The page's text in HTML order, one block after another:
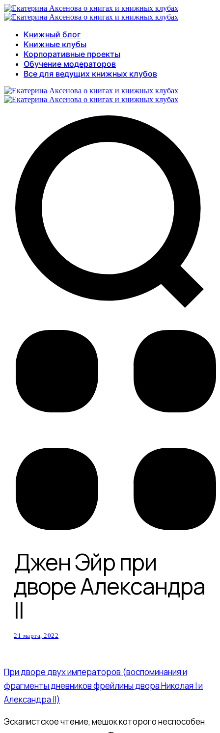
Книжный блог
Книжные клубы
Корпоративные проекты
Обучение модераторов
Все для ведущих книжных клубов
Джен Эйр при
дворе Александра
II
21 марта, 2022
При дворе двух императоров (воспоминания и
фрагменты дневников фрейлины двора Николая I и
Александра II)
Эскапистское чтение, мешок которого неспособен